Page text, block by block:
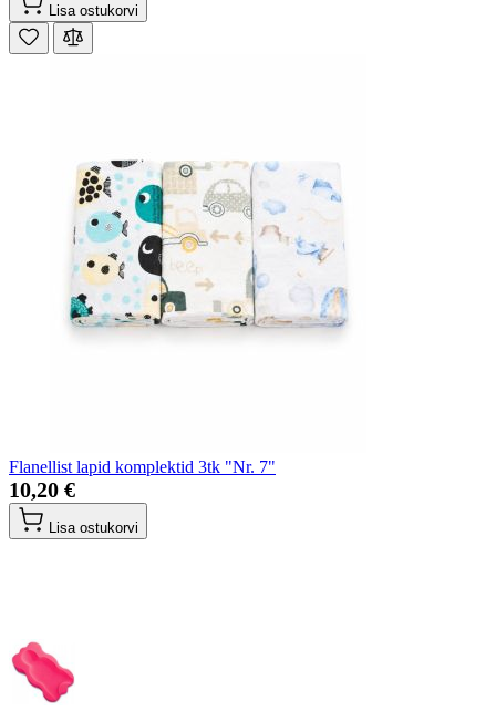
Lisa ostukorvi
Flanellist lapid komplektid 3tk "Nr. 7"
10,20 €
Lisa ostukorvi